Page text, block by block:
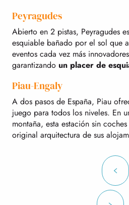
Peyragudes
Abierto en 2 pistas, Peyragudes
esquiable bañado por el sol que
eventos cada vez más
garantizando un placer de
Piau-Engaly
A dos pasos de España, Piau
juego para todos los niveles. En
montaña, esta estación sin
original arquitectura de sus